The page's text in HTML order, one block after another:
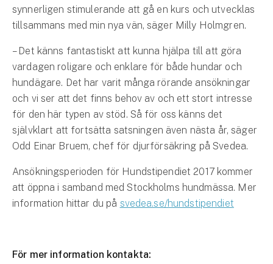
Drönarförsäkring
Gruppförsäkringar
Försäkring via förmedlare
Se alla försäkringar
synnerligen stimulerande att gå en kurs och utvecklas
tillsammans med min nya vän, säger Milly Holmgren.
– Det känns fantastiskt att kunna hjälpa till att göra
vardagen roligare och enklare för både hundar och
hundägare. Det har varit många rörande ansökningar
och vi ser att det finns behov av och ett stort intresse
för den här typen av stöd. Så för oss känns det
självklart att fortsätta satsningen även nästa år, säger
Odd Einar Bruem, chef för djurförsäkring på Svedea.
Ansökningsperioden för Hundstipendiet 2017 kommer
att öppna i samband med Stockholms hundmässa. Mer
information hittar du på svedea.se/hundstipendiet
För mer information kontakta: